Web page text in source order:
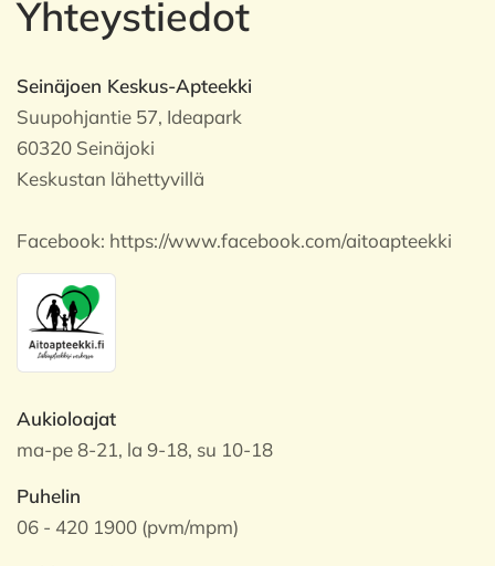
Yhteystiedot
Seinäjoen Keskus-Apteekki
Suupohjantie 57, Ideapark
60320 Seinäjoki
Keskustan lähettyvillä
Facebook: https://www.facebook.com/aitoapteekki
Aukioloajat
ma-pe 8-21, la 9-18, su 10-18
Puhelin
06 - 420 1900 (pvm/mpm)